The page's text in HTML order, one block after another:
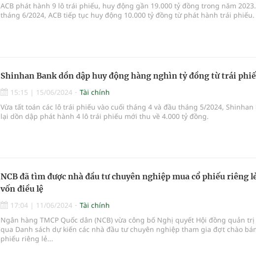
ACB phát hành 9 lô trái phiếu, huy động gần 19.000 tỷ đồng trong năm
tháng 6/2024, ACB tiếp tục huy động 10.000 tỷ đồng từ phát hành trái phiếu.
Shinhan Bank dồn dập huy động hàng nghìn tỷ đồng từ trái
15:15 | 15/06/2024
Tài chính
Vừa tất toán các lô trái phiếu vào cuối tháng 4 và đầu tháng 5/2024, Shinhan
lại dồn dập phát hành 4 lô trái phiếu mới thu về 4.000 tỷ đồng.
NCB đã tìm được nhà đầu tư chuyên nghiệp mua cổ phiếu riêng
vốn điều lệ
17:04 | 11/06/2024
Tài chính
Ngân hàng TMCP Quốc dân (NCB) vừa công bố Nghị quyết Hội đồng quản
qua Danh sách dự kiến các nhà đầu tư chuyên nghiệp tham gia đợt chào
phiếu riêng lẻ...